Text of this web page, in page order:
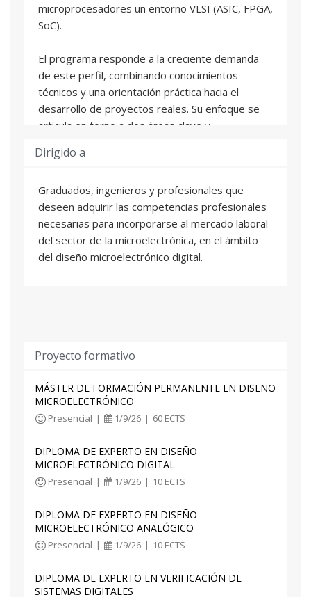
microprocesadores un entorno VLSI (ASIC, FPGA,
SoC).
El programa responde a la creciente demanda
de este perfil, combinando conocimientos
técnicos y una orientación práctica hacia el
desarrollo de proyectos reales. Su enfoque se
articula en torno a dos áreas clave y
herramientas avanzadas.
El Diploma está formado por cuatro asignaturas
de 25h cada una, impartidas por profesorado
experto de la UPV:
- Microprocesadores y codiseño
Tras cursar el módulo, el alumnado será capaz
- Diseñar arquitecturas de sistemas basados en
microprocesadores RISC
arquitecturas de microprocesadores RISC
Dirigido a
Graduados, ingenieros y profesionales que
deseen adquirir las competencias profesionales
necesarias para incorporarse al mercado laboral
del sector de la microelectrónica, en el ámbito
del diseño microelectrónico digital.
Proyecto formativo
MÁSTER DE FORMACIÓN PERMANENTE EN DISEÑO
MICROELECTRÓNICO
Presencial | 1/9/26 | 60 ECTS
DIPLOMA DE EXPERTO EN DISEÑO
MICROELECTRÓNICO DIGITAL
Presencial | 1/9/26 | 10 ECTS
DIPLOMA DE EXPERTO EN DISEÑO
MICROELECTRÓNICO ANALÓGICO
Presencial | 1/9/26 | 10 ECTS
DIPLOMA DE EXPERTO EN VERIFICACIÓN DE
SISTEMAS DIGITALES